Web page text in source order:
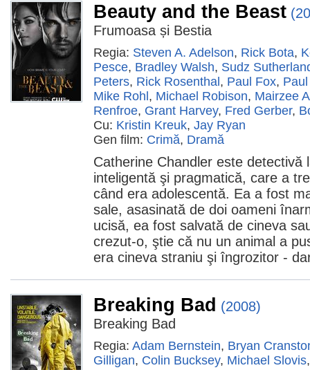
Beauty and the Beast
Frumoasa și Bestia
Regia: Steven A. Adelson, Rick Bota,
Pesce, Bradley Walsh, Sudz
Peters, Rick Rosenthal , Paul Fox,
Mike Rohl , Michael Robison, Mairzee
Renfroe, Grant Harvey, Fred Gerber,
Cu: Kristin Kreuk, Jay Ryan
Gen film: Crimă, Dramă
Catherine Chandler este detectivă
inteligentă şi pragmatică, care a
când era adolescentă. Ea a fost
sale, asasinată de doi oameni
ucisă, ea fost salvată de cineva
crezut-o, ştie că nu un animal a
era cineva straniu şi îngrozitor -
Breaking Bad (2008)
Breaking Bad
Regia: Adam Bernstein, Bryan
Gilligan, Colin Bucksey, Michael Slovis